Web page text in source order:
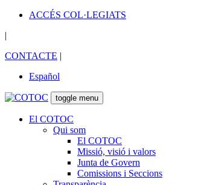
ACCÉS COL·LEGIATS
|
CONTACTE |
Español
toggle menu
El COTOC
Qui som
El COTOC
Missió, visió i valors
Junta de Govern
Comissions i Seccions